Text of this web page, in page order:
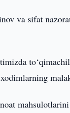
va sifat